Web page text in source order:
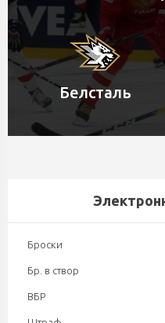
Белсталь
Броски
Бр. в створ
ВБР